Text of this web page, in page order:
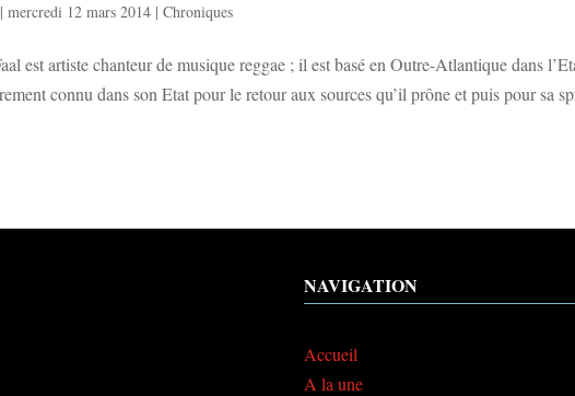
|mercredi 12 mars 2014 |Chroniques
est artiste chanteur de musique reggae ; il est basé en Outre-Atlantique dans
connu dans son Etat pour le retour aux sources qu’il prône et puis pour sa
NAVIGATION
Accueil
A la une